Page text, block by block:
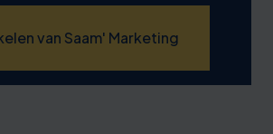
van Saam' Marketing